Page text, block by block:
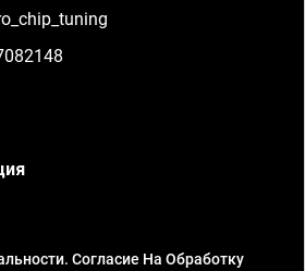
Согласие На Обработку